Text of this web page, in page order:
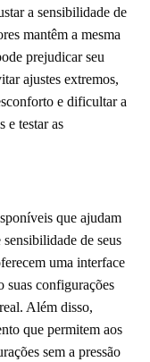
a sensibilidade de
mantêm a mesma
prejudicar seu
ajustes extremos,
e dificultar a
e testar as
que ajudam
de seus
uma interface
suas configurações
Além disso,
que permitem aos
sem a pressão